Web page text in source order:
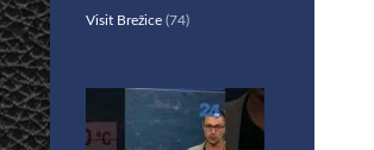
Visit Brežice (74)